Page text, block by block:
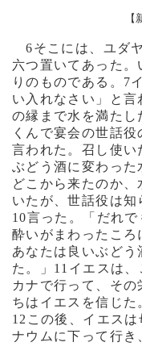
6そこには、ユダ
六つ置いてあった。
りのものである。7
い入れなさい」と
の縁まで水を満たし
くんで宴会の世話
言われた。召し使い
ぶどう酒に変わった
どこから来たのか
いたが、世話役は知
10言った。「だれで
酔いがまわったころ
あなたは良いぶどう
た。」11イエスは
カナで行って、そ
ちはイエスを信じた
12この後、イエス
ナウムに下って行き